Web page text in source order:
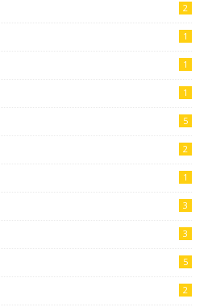
2
1
1
1
5
2
1
3
3
5
2